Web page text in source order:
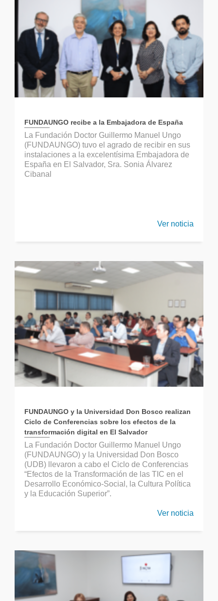
FUNDAUNGO recibe a la Embajadora de España
La Fundación Doctor Guillermo Manuel Ungo
(FUNDAUNGO) tuvo el agrado de recibir en sus
instalaciones a la excelentísima Embajadora de
España en El Salvador, Sra. Sonia Álvarez
Cibanal
Ver noticia
FUNDAUNGO y la Universidad Don Bosco realizan
Ciclo de Conferencias sobre los efectos de la
transformación digital en El Salvador
La Fundación Doctor Guillermo Manuel Ungo
(FUNDAUNGO) y la Universidad Don Bosco
(UDB) llevaron a cabo el Ciclo de Conferencias
“Efectos de la Transformación de las TIC en el
Desarrollo Económico-Social, la Cultura Política
y la Educación Superior”.
Ver noticia